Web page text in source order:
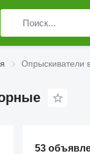
Опрыскиватели
53